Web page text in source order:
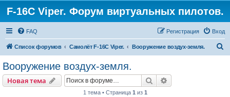
F-16C Viper. Форум виртуальных пилотов.
FAQ Вход
Регистрация
Список форумов Самолёт F-16C Viper. Вооружение воздух-земля.
Вооружение воздух-земля.
Новая тема Поиск
1 тема • Страница 1 из 1